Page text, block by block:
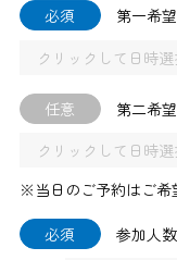
必須 第一希
任意 第二希
※当日のご予約はご希
必須
参加人数